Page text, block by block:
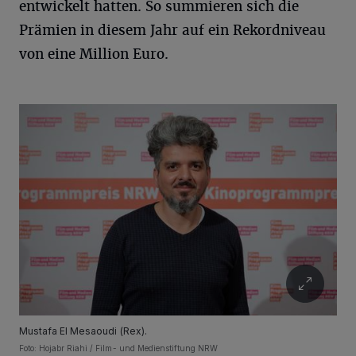
entwickelt hatten. So summieren sich die
Prämien in diesem Jahr auf ein Rekordniveau
von eine Million Euro.
Mustafa El Mesaoudi (Rex).
Foto: Hojabr Riahi / Film- und Medienstiftung NRW